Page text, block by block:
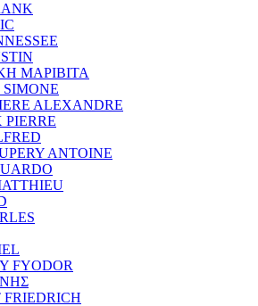
ΜΑΡΙΒΙΤΑ
ALEXANDRE
ANTOINE
FYODOR